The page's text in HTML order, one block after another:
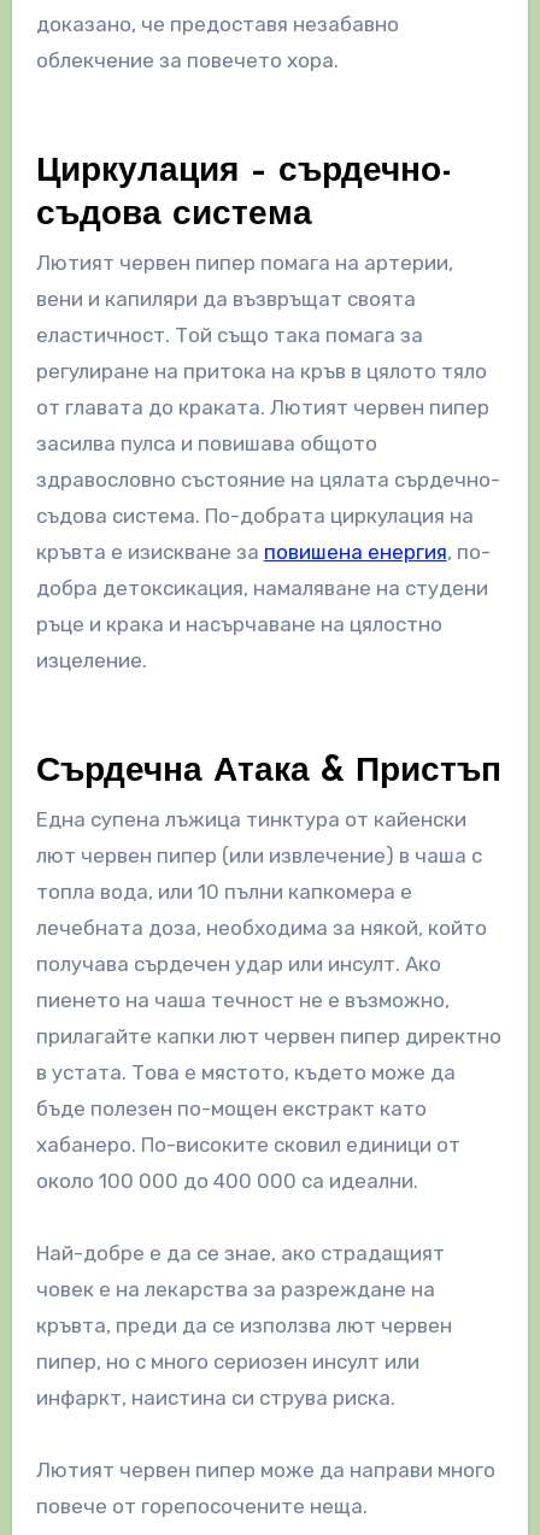
доказано, че предоставя незабавно
облекчение за повечето хора.
Циркулация – сърдечно-
съдова система
Лютият червен пипер помага на артерии,
вени и капиляри да възвръщат своята
еластичност. Той също така помага за
регулиране на притока на кръв в цялото тяло
от главата до краката. Лютият червен пипер
засилва пулса и повишава общото
здравословно състояние на цялата сърдечно-
съдова система. По-добрата циркулация на
кръвта е изискване за повишена енергия, по-
добра детоксикация, намаляване на студени
ръце и крака и насърчаване на цялостно
изцеление.
Сърдечна Атака & Пристъп
Една супена лъжица тинктура от кайенски
лют червен пипер (или извлечение) в чаша с
топла вода, или 10 пълни капкомера е
лечебната доза, необходима за някой, който
получава сърдечен удар или инсулт. Ако
пиенето на чаша течност не е възможно,
прилагайте капки лют червен пипер директно
в устата. Това е мястото, където може да
бъде полезен по-мощен екстракт като
хабанеро. По-високите сковил единици от
около 100 000 до 400 000 са идеални.
Най-добре е да се знае, ако страдащият
човек е на лекарства за разреждане на
кръвта, преди да се използва лют червен
пипер, но с много сериозен инсулт или
инфаркт, наистина си струва риска.
Лютият червен пипер може да направи много
повече от горепосочените неща.